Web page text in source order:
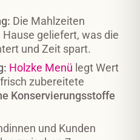
Die Mahlzeiten
geliefert, was die
und Zeit spart.
Holzke Menü legt Wert
zubereitete
Konservierungsstoffe
und Kunden